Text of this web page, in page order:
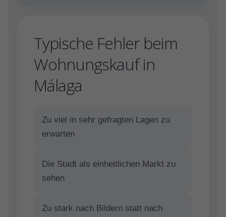
Typische Fehler beim
Wohnungskauf in
Málaga
Zu viel in sehr gefragten Lagen zu
erwarten
Die Stadt als einheitlichen Markt zu
sehen
Zu stark nach Bildern statt nach